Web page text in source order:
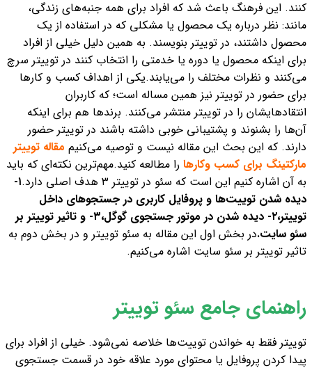
کنند. این فرهنگ باعث شد که افراد برای همه جنبه‌‌های زندگی،
مانند: نظر درباره یک محصول یا مشکلی که در استفاده از یک
محصول داشتند، در توییتر بنویسند. به همین دلیل خیلی از افراد
برای اینکه محصول یا دوره یا خدمتی را انتخاب کنند در توییتر سرچ
می‌کنند و نظرات مختلف را می‌یابند.یکی از اهداف کسب و کارها
برای حضور در توییتر نیز همین مساله است؛ که کاربران
انتقادهایشان را در توییتر منتشر می‌کنند. برندها هم برای اینکه
آن‌ها را بشنوند و پشتیبانی خوبی داشته باشند در توییتر حضور
دارند. که این بحث این مقاله نیست و توصیه می‌کنیم مقاله توییتر
مارکتینگ برای کسب وکارها را مطالعه کنید.مهم‌ترین نکته‌ای که باید
به آن اشاره کنیم این است که سئو در توییتر ۳ هدف اصلی دارد.
۱-
دیده شدن توییت‌ها و پروفایل کاربری در جستجوهای داخل
توییتر،۲- دیده شدن در موتور جستجوی گوگل،
۳- و تاثیر توییتر بر
سئو سایت.در بخش اول این مقاله به سئو توییتر و در بخش دوم به
تاثیر توییتر بر سئو سایت اشاره می‌کنیم.
راهنمای جامع سئو توییتر
توییتر فقط به خواندن توییت‌ها خلاصه نمی‌شود. خیلی از افراد برای
پیدا کردن پروفایل یا محتوای مورد علاقه خود در قسمت جستجوی